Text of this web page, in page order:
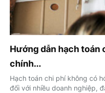
Hướng dẫn hạch toán
chính...
Hạch toán chi phí không có
đối với nhiều doanh nghiệp,